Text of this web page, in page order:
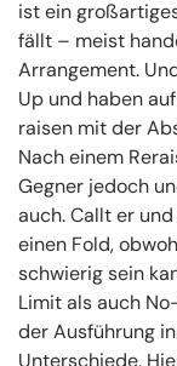
ist ein
fällt – meist
Arrangement.
Up und haben
raisen mit der
Nach einem
Gegner jedoch
auch. Callt er
einen Fold,
schwierig sein
Limit als auch
der Ausführung
Unterschiede.